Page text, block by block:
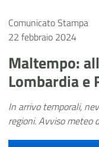
Comunicato Stampa
22 febbraio 2024
Maltempo:
Lombardia e
In arrivo temporali,
regioni. Avviso meteo